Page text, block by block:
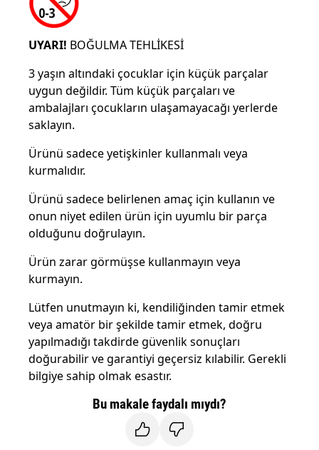
UYARI! BOĞULMA TEHLİKESİ
3 yaşın altındaki çocuklar için küçük parçalar
uygun değildir. Tüm küçük parçaları ve
ambalajları çocukların ulaşamayacağı yerlerde
saklayın.
Ürünü sadece yetişkinler kullanmalı veya
kurmalıdır.
Ürünü sadece belirlenen amaç için kullanın ve
onun niyet edilen ürün için uyumlu bir parça
olduğunu doğrulayın.
Ürün zarar görmüşse kullanmayın veya
kurmayın.
Lütfen unutmayın ki, kendiliğinden tamir etmek
veya amatör bir şekilde tamir etmek, doğru
yapılmadığı takdirde güvenlik sonuçları
doğurabilir ve garantiyi geçersiz kılabilir. Gerekli
bilgiye sahip olmak esastır.
Bu makale faydalı mıydı?